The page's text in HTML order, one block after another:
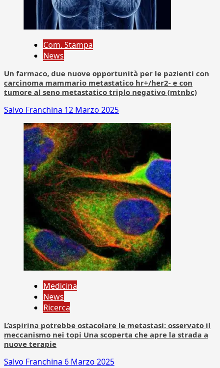
Com. Stampa
News
Un farmaco, due nuove opportunità per le pazienti con
carcinoma mammario metastatico hr+/her2- e con
tumore al seno metastatico triplo negativo (mtnbc)
Salvo Franchina 12 Marzo 2025
Medicina
News
Ricerca
L’aspirina potrebbe ostacolare le metastasi: osservato il
meccanismo nei topi Una scoperta che apre la strada a
nuove terapie
Salvo Franchina 6 Marzo 2025